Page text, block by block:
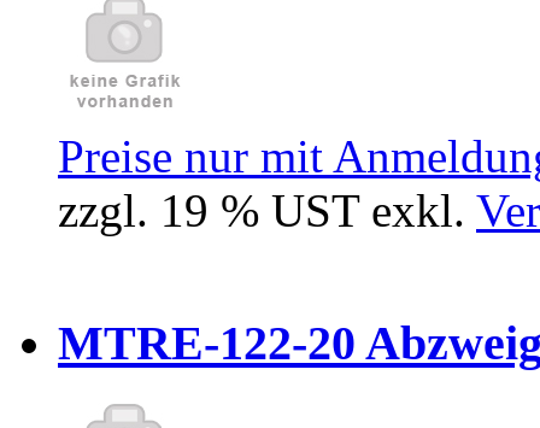
Preise nur mit
zzgl. 19 % UST exkl.
MTRE-122-20